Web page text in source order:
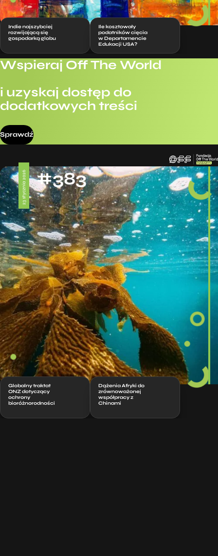
Indie najszybciej
rozwijającą się
gospodarką globu
Ile kosztowały
podatników cięcia
w Departamencie
Edukacji USA?
Wspieraj Off The World
i uzyskaj dostęp do
dodatkowych treści
Sprawdź
23 stycznia 2026 #383
Globalny traktat
ONZ dotyczący
ochrony
bioróżnorodności
Dążenia Afryki do
zrównoważonej
współpracy z
Chinami